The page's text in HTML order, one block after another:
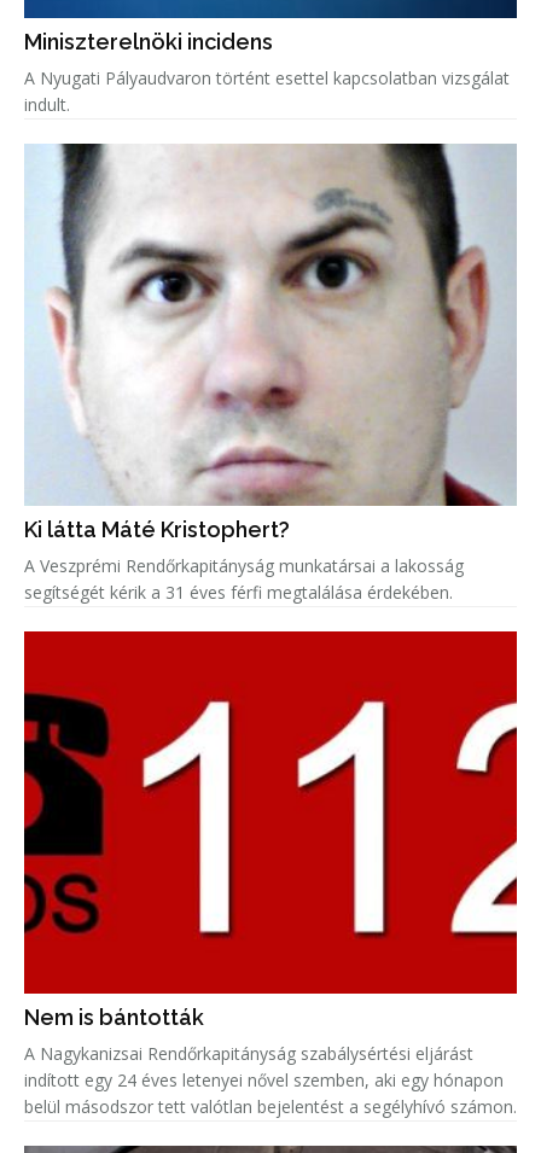
Miniszterelnöki incidens
A Nyugati Pályaudvaron történt esettel kapcsolatban vizsgálat
indult.
Ki látta Máté Kristophert?
A Veszprémi Rendőrkapitányság munkatársai a lakosság
segítségét kérik a 31 éves férfi megtalálása érdekében.
Nem is bántották
A Nagykanizsai Rendőrkapitányság szabálysértési eljárást
indított egy 24 éves letenyei nővel szemben, aki egy hónapon
belül másodszor tett valótlan bejelentést a segélyhívó számon.